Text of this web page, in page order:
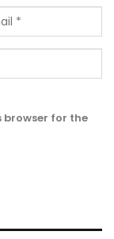
browser for the